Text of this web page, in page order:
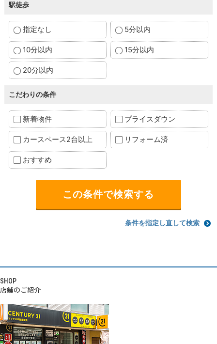
駅徒歩
指定なし 5分以内
10分以内 15分以内
20分以内
こだわりの条件
新着物件 プライスダウン
カースペース2台以上 リフォーム済
おすすめ
条件を指定し直して検索
SHOP
店舗のご紹介